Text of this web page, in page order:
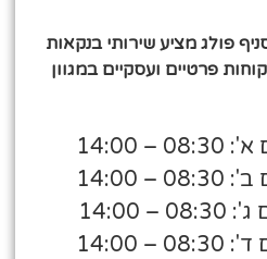
פולג מציע שירותי בנקאות
פרטיים ועסקיים במגוון